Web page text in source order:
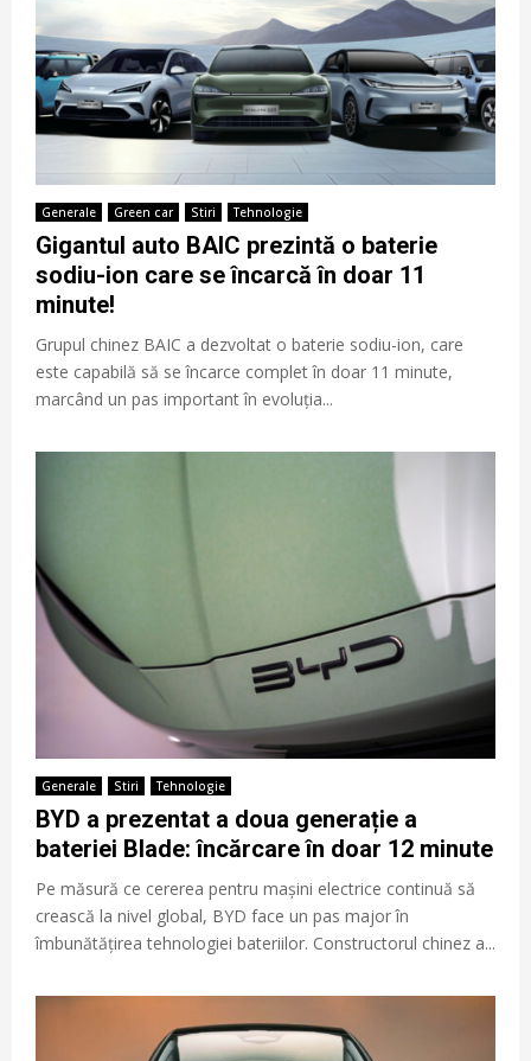
Generale Green car Stiri Tehnologie
Gigantul auto BAIC prezintă o baterie
sodiu-ion care se încarcă în doar 11
minute!
Grupul chinez BAIC a dezvoltat o baterie sodiu-ion, care
este capabilă să se încarce complet în doar 11 minute,
marcând un pas important în evoluția...
Generale Stiri Tehnologie
BYD a prezentat a doua generație a
bateriei Blade: încărcare în doar 12 minute
Pe măsură ce cererea pentru mașini electrice continuă să
crească la nivel global, BYD face un pas major în
îmbunătățirea tehnologiei bateriilor. Constructorul chinez a...